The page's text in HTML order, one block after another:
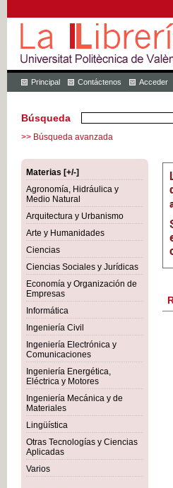
Principal Contáctenos Acceder
Búsqueda
>> Búsqueda avanzada
Materias [+/-]
Agronomía, Hidráulica y
Medio Natural
Arquitectura y Urbanismo
Arte y Humanidades
Ciencias
Ciencias Sociales y Jurídicas
Economía y Organización de
Empresas
Informática
Ingeniería Civil
Ingeniería Electrónica y
Comunicaciones
Ingeniería Energética,
Eléctrica y Motores
Ingeniería Mecánica y de
Materiales
Lingüística
Otras Tecnologías y Ciencias
Aplicadas
Varios